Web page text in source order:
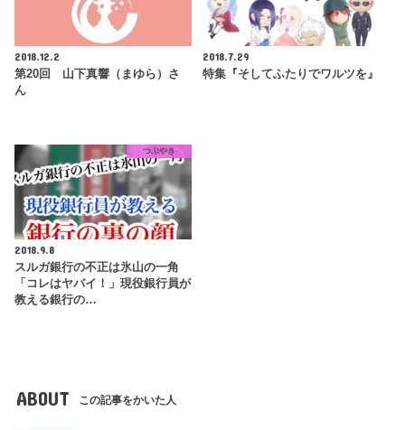
2018.12.2
第20回 山下真響（まゆら）さ
ん
2018.7.29
特集『そしてふたりでワルツを』
つぶやき
2018.9.8
スルガ銀行の不正は氷山の一角
「コレはヤバイ！」現役銀行員が
教える銀行の…
ABOUT この記事をかいた人